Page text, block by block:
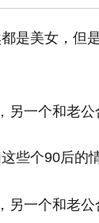
是美女，但
些个90后的